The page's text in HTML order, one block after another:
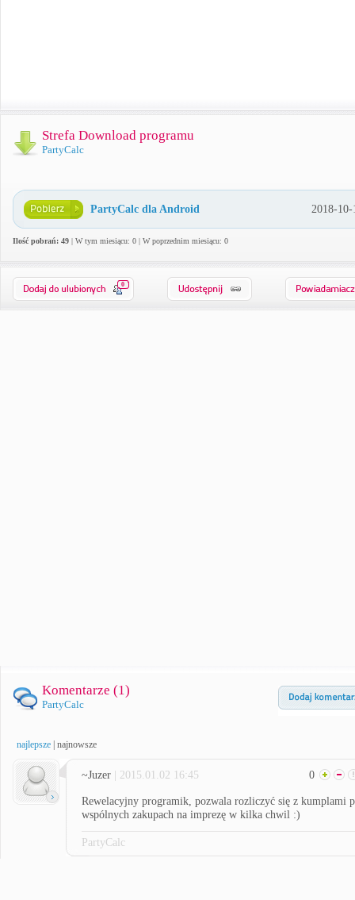
Strefa Download programu
PartyCalc
PartyCalc dla Android 2018-10-
Ilość pobrań: 49 | W tym miesiącu: 0 | W poprzednim miesiącu: 0
0
Komentarze (1)
PartyCalc
najlepsze najnowsze
~Juzer | 2015.01.02 16:45 0
Rewelacyjny programik, pozwala rozliczyć się z kumplami
wspólnych zakupach na imprezę w kilka chwil :)
PartyCalc